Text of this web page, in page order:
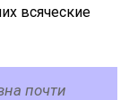
всяческие
почти